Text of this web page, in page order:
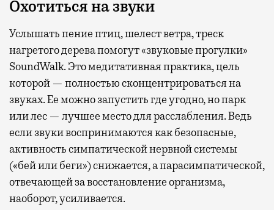
Охотиться на звуки
Услышать пение птиц, шелест ветра, треск
нагретого дерева помогут «звуковые прогулки»
SoundWalk. Это медитативная практика, цель
которой — полностью сконцентрироваться на
звуках. Ее можно запустить где угодно, но парк
или лес — лучшее место для расслабления. Ведь
если звуки воспринимаются как безопасные,
активность симпатической нервной системы
(«бей или беги») снижается, а парасимпатической,
отвечающей за восстановление организма,
наоборот, усиливается.